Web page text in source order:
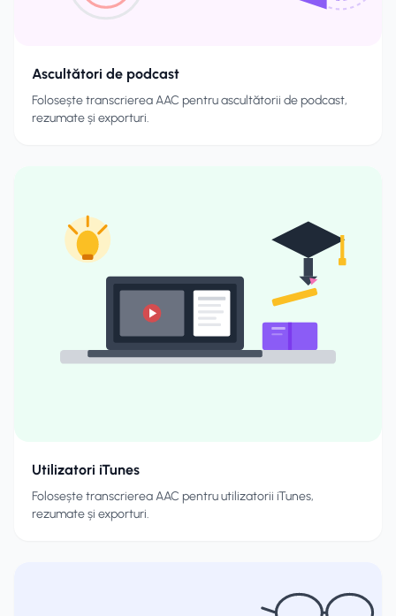
Ascultători de podcast
Folosește transcrierea AAC pentru ascultătorii de podcast,
rezumate și exporturi.
Utilizatori iTunes
Folosește transcrierea AAC pentru utilizatorii iTunes,
rezumate și exporturi.